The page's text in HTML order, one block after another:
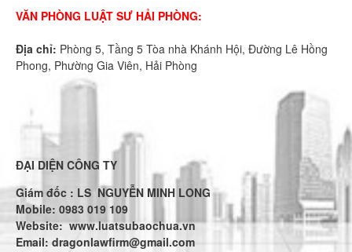
VĂN PHÒNG LUẬT SƯ HẢI PHÒNG:
Địa chỉ: Phòng 5, Tầng 5 Tòa nhà Khánh Hội, Đường Lê Hồng
Phong, Phường Gia Viên, Hải Phòng
ĐẠI DIỆN CÔNG TY
Giám đốc : LS NGUYỄN MINH LONG
Mobile: 0983 019 109
Website:www.luatsubaochua.vn
Email: dragonlawfirm@gmail.com